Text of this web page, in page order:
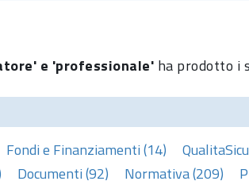
e 'professionale' ha prodotto i
Fondi e Finanziamenti (14)
Documenti (92) Normativa (209)